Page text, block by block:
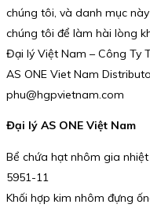
chúng tôi, và danh mục
chúng tôi để làm hài lòng
Đại lý Việt Nam – Công Ty
AS ONE Viet Nam
phu@hgpvietnam.com
Đại lý AS ONE Việt Nam
Bể chứa hạt nhôm gia
5951-11
Khối hợp kim nhôm đựng